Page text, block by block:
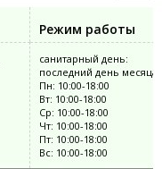
Режим работы
санитарный день:
последний день месяца
Пн: 10:00-18:00
Вт: 10:00-18:00
Ср: 10:00-18:00
Чт: 10:00-18:00
Пт: 10:00-18:00
Вс: 10:00-18:00